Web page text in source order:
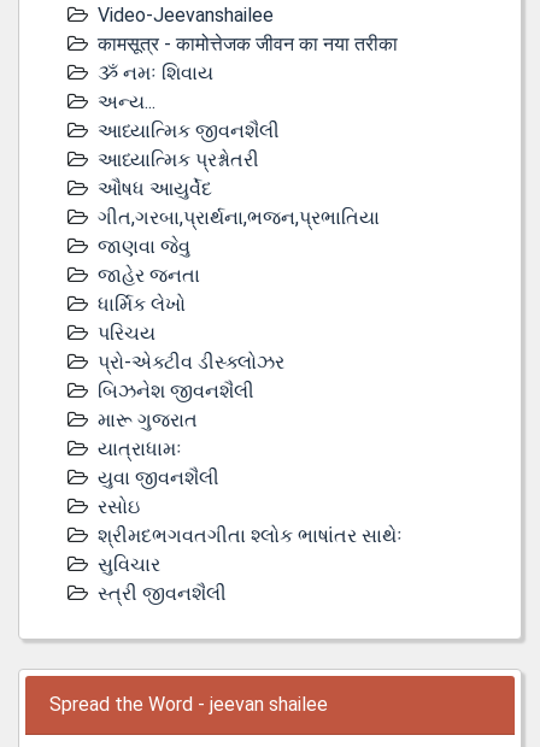
Video-Jeevanshailee
कामसूत्र - कामोत्तेजक जीवन का नया तरीका
ૐ નમઃ શિવાય
અન્ય...
આધ્યાત્મિક જીવનશૈલી
આધ્યાત્મિક પ્રશ્નોતરી
ઔષધ આયુર્વેદ
ગીત,ગરબા,પ્રાર્થના,ભજન,પ્રભાતિયા
જાણવા જેવુ
જાહેર જનતા
ધાર્મિક લેખો
પરિચય
પ્રો-એક્ટીવ ડીસ્‍ક્લોઝર
બિઝનેશ જીવનશૈલી
મારૂ ગુજરાત
યાત્રાધામઃ
યુવા જીવનશૈલી
રસોઇ
શ્રીમદભગવતગીતા શ્લોક ભાષાંતર સાથેઃ
સુવિચાર
સ્ત્રી જીવનશૈલી
Spread the Word - jeevan shailee